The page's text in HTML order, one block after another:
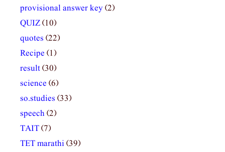
provisional answer key(2)
QUIZ(10)
quotes (22)
Recipe (1)
result(30)
science (6)
so.studies (33)
speech(2)
TAIT(7)
TET marathi(39)